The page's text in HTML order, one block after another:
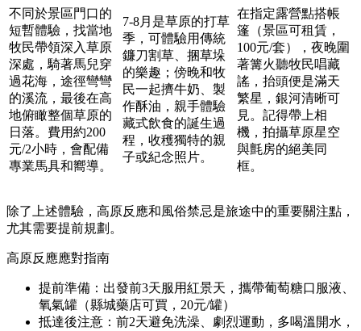
不同於景區門口的
短暫體驗，找當地
牧民帶領深入草原
深處，騎著馬兒穿
過花海，途徑彎彎
的溪流，最後在高
地俯瞰整個草原的
日落。費用約200
元/2小時，會配備
專業馬具和嚮導。
7-8月是草原的打草
季，可體驗用傳統
鐮刀割草、捆草垛
的樂趣；傍晚和牧
民一起擠牛奶、製
作酥油，親手體驗
藏式飲食的誕生過
程，收穫獨特的親
子或紀念照片。
在指定露營點搭帳
篷（景區可租賃，
100元/套），夜晚圍
著篝火聽牧民唱藏
謠，抬頭便是滿天
繁星，銀河清晰可
見。記得帶上相
機，拍攝草原星空
與氈房的絕美同
框。
除了上述體驗，高原反應和風俗禁忌是旅途中的重要關注點，
尤其需要提前規劃。
高原反應應對指南
提前準備：出發前3天服用紅景天，攜帶葡萄糖口服液、
氧氣罐（縣城藥店可買，20元/罐）
抵達後注意：前2天避免洗澡、劇烈運動，多喝溫開水，